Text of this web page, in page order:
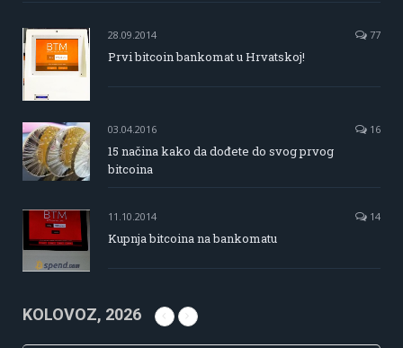
28.09.2014 77
Prvi bitcoin bankomat u Hrvatskoj!
03.04.2016 16
15 načina kako da dođete do svog prvog
bitcoina
11.10.2014 14
Kupnja bitcoina na bankomatu
KOLOVOZ, 2026